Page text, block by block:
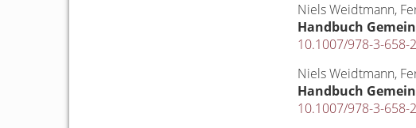
Niels Weidtmann,
Handbuch
10.1007/978-3-658-
Niels Weidtmann,
Handbuch
10.1007/978-3-658-